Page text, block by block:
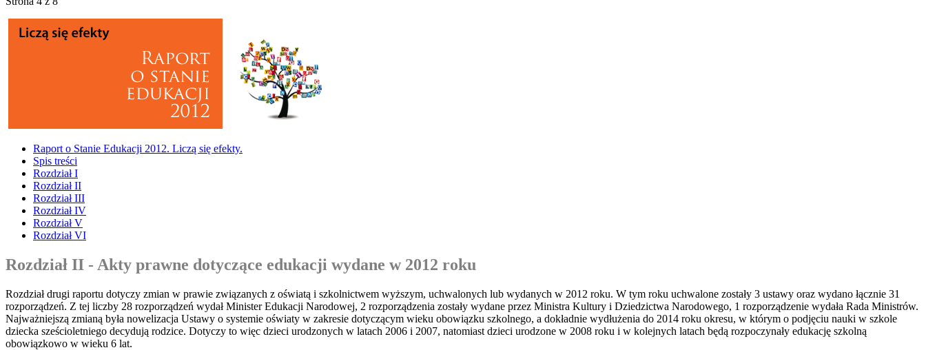
Raport o Stanie Edukacji 2012. Liczą się efekty.
Spis treści
Rozdział I
Rozdział II
Rozdział III
Rozdział IV
Rozdział V
Rozdział VI
Rozdział II - Akty prawne dotyczące edukacji wydane w 2012 roku
Rozdział drugi raportu dotyczy zmian w prawie związanych z oświatą i szkolnictwem wyższym, uchwalonych lub wydanych w 2012 roku. W tym roku uchwalone zostały 3 ustawy oraz wydano łącznie 31
rozporządzeń. Z tej liczby 28 rozporządzeń wydał Minister Edukacji Narodowej, 2 rozporządzenia zostały wydane przez Ministra Kultury i Dziedzictwa Narodowego, 1 rozporządzenie wydała Rada Ministrów.
Najważniejszą zmianą była nowelizacja Ustawy o systemie oświaty w zakresie dotyczącym wieku obowiązku szkolnego, a dokładnie wydłużenia do 2014 roku okresu, w którym o podjęciu nauki w szkole
dziecka sześcioletniego decydują rodzice. Dotyczy to więc dzieci urodzonych w latach 2006 i 2007, natomiast dzieci urodzone w 2008 roku i w kolejnych latach będą rozpoczynały edukację szkolną
obowiązkowo w wieku 6 lat.